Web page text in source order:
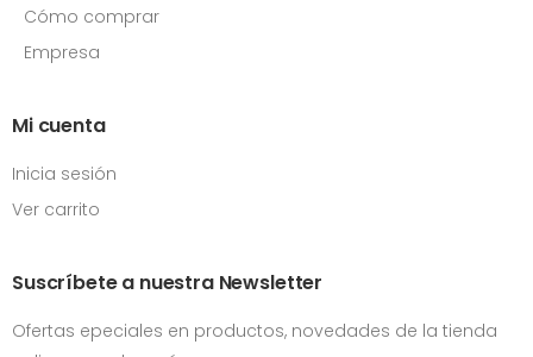
Cómo comprar
Empresa
Mi cuenta
Inicia sesión
Ver carrito
Suscríbete a nuestra Newsletter
Ofertas epeciales en productos, novedades de la tienda